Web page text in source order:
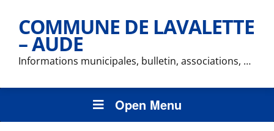
COMMUNE DE LAVALETTE
– AUDE
Informations municipales, bulletin, associations, …
Open Menu